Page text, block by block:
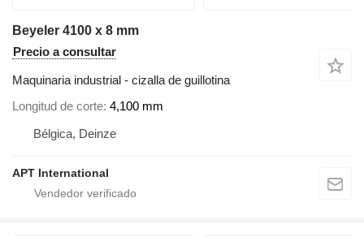
Beyeler 4100 x 8 mm
Precio a consultar
Maquinaria industrial - cizalla de guillotina
Longitud de corte 4,100 mm
Bélgica, Deinze
APT International